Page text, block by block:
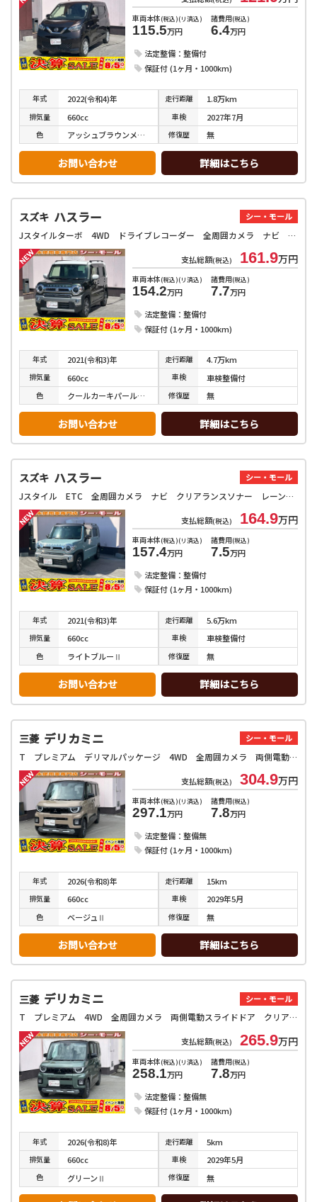
車両本体(税込)(リ済込)
115.5万円
諸費用(税込)
6.4万円
法定整備：整備付
保証付 (1ヶ月・1000km)
年式 2022(令和4)年 走行距離 1.8万km
排気量 660cc 車検 2027年7月
色 アッシュブラウンメタリック 修復歴 無
お問い合わせ 詳細はこちら
スズキ ハスラー シー・モール
Jスタイルターボ 4WD ドライブレコーダー 全周囲カメラ ナビ クリアランスソナー オートクルーズコントロール レーンアシスト 衝突被害軽減システム オートライト LEDヘッドランプ スマートキー
支払総額(税込) 161.9万円
車両本体(税込)(リ済込)
154.2万円
諸費用(税込)
7.7万円
法定整備：整備付
保証付 (1ヶ月・1000km)
年式 2021(令和3)年 走行距離 4.7万km
排気量 660cc 車検 車検整備付
色 クールカーキパールメタリック／ホワイト 修復歴 無
お問い合わせ 詳細はこちら
スズキ ハスラー シー・モール
Jスタイル ETC 全周囲カメラ ナビ クリアランスソナー レーンアシスト 衝突被害軽減システム オートライト スマートキー アイドリングストップ 電動格納ミラー シートヒーター CVT ESC CD USB
支払総額(税込) 164.9万円
車両本体(税込)(リ済込)
157.4万円
諸費用(税込)
7.5万円
法定整備：整備付
保証付 (1ヶ月・1000km)
年式 2021(令和3)年 走行距離 5.6万km
排気量 660cc 車検 車検整備付
色 ライトブルーⅡ 修復歴 無
お問い合わせ 詳細はこちら
三菱 デリカミニ シー・モール
T プレミアム デリマルパッケージ 4WD 全周囲カメラ 両側電動スライドドア クリアランスソナー オートクルーズコントロール オートマチックハイビーム オートライト スマートキー アイドリングストップ 電動格納ミラー シートヒーター
支払総額(税込) 304.9万円
車両本体(税込)(リ済込)
297.1万円
諸費用(税込)
7.8万円
法定整備：整備無
保証付 (1ヶ月・1000km)
年式 2026(令和8)年 走行距離 15km
排気量 660cc 車検 2029年5月
色 ベージュⅡ 修復歴 無
お問い合わせ 詳細はこちら
三菱 デリカミニ シー・モール
T プレミアム 4WD 全周囲カメラ 両側電動スライドドア クリアランスソナー オートクルーズコントロール レーンアシスト オートマチックハイビーム オートライト スマートキー アイドリングストップ 電動格納ミラー
支払総額(税込) 265.9万円
車両本体(税込)(リ済込)
258.1万円
諸費用(税込)
7.8万円
法定整備：整備無
保証付 (1ヶ月・1000km)
年式 2026(令和8)年 走行距離 5km
排気量 660cc 車検 2029年5月
色 グリーンⅡ 修復歴 無